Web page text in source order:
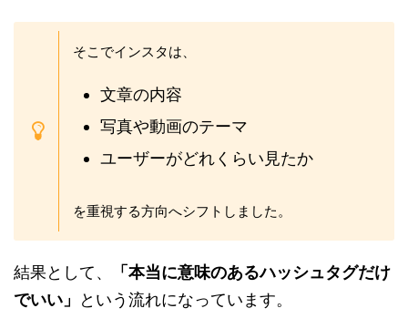
そこでインスタは、
文章の内容
写真や動画のテーマ
ユーザーがどれくらい見たか
を重視する方向へシフトしました。
結果として、
「本当に意味のあるハッシュタグだけ
でいい」
という流れになっています。